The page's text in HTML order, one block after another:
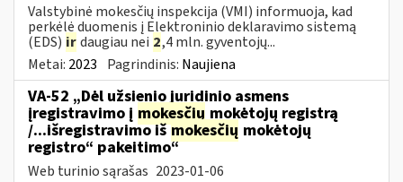
Valstybinė mokesčių inspekcija (VMI) informuoja, kad
perkėlė duomenis į Elektroninio deklaravimo sistemą
(EDS) irdaugiau nei 2,4 mln. gyventojų...
Metai: 2023 Pagrindinis: Naujiena
VA-52 „Dėl užsienio juridinio asmens
įregistravimo į mokesčių mokėtojų registrą
/...išregistravimo išmokesčių mokėtojų
registro“ pakeitimo“
Web turinio sąrašas 2023-01-06